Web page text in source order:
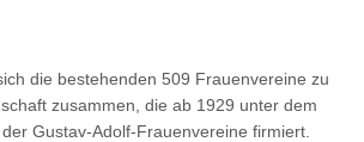
die bestehenden 509 Frauenvereine zu
zusammen, die ab 1929 unter dem
Gustav-Adolf-Frauenvereine firmiert.